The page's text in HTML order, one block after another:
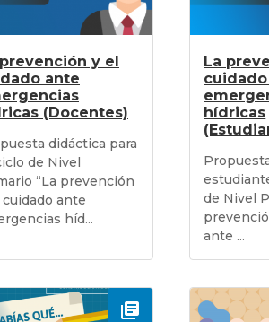
y el
ante
(Docentes)
didáctica para
de Nivel
“La prevención
cuidado ante
híd...
La
hídricas
de Nivel
ante ...